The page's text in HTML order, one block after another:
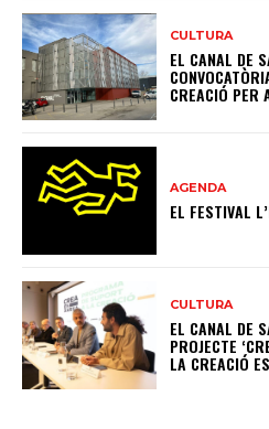
CULTURA
EL CANAL DE
CREACIÓ PER
AGENDA
EL FESTIVAL
CULTURA
EL CANAL DE
PROJECTE
LA CREACIÓ